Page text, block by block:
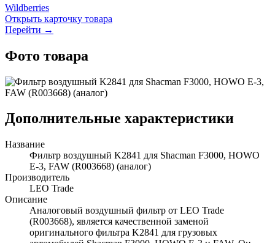
Wildberries
Открыть карточку товара
Перейти →
Фото товара
Дополнительные характеристики
Название
Фильтр воздушный K2841 для Shacman F3000, HOWO
E-3, FAW (R003668) (аналог)
Производитель
LEO Trade
Описание
Аналоговый воздушный фильтр от LEO Trade
(R003668), является качественной заменой
оригинального фильтра K2841 для грузовых